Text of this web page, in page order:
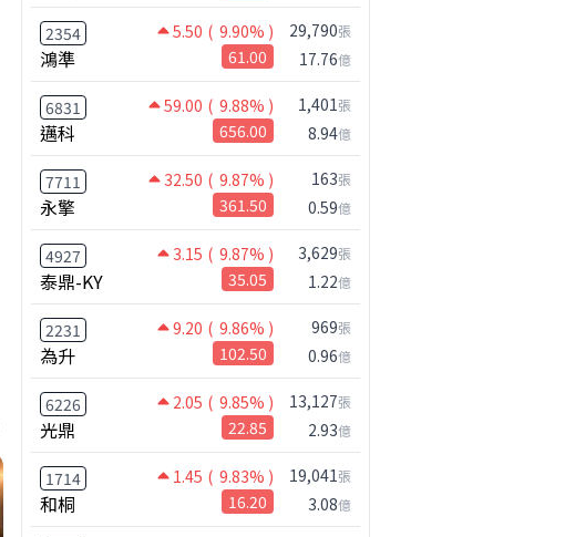
2354 5.50 ( 9.90% )
鴻準 61.00
29,790張
17.76億
6831 59.00 ( 9.88% )
邁科 656.00
1,401張
8.94億
7711 32.50 ( 9.87% )
永擎 361.50
163張
0.59億
4927 3.15 ( 9.87% )
泰鼎-KY 35.05
3,629張
1.22億
2231 9.20 ( 9.86% )
為升 102.50
969張
0.96億
6226 2.05 ( 9.85% )
光鼎 22.85
13,127張
2.93億
1714 1.45 ( 9.83% )
和桐 16.20
19,041張
3.08億